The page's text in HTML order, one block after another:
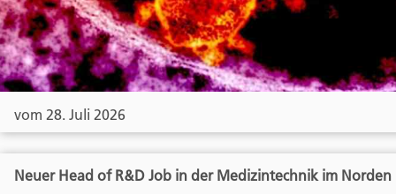
vom 28. Juli 2026
Neuer Head of R&D Job in der Medizintechnik im Norden